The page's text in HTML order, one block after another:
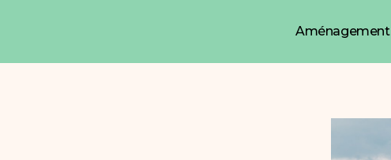
Aménagement